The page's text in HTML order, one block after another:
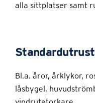
alla sittplatser samt
Bl.a. åror, årklykor,
låsbygel,